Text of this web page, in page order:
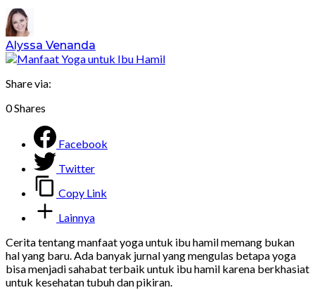
Alyssa Venanda
Share via:
0Shares
Facebook
Twitter
Copy Link
Lainnya
Cerita tentang manfaat yoga untuk ibu hamil memang bukan
hal yang baru. Ada banyak jurnal yang mengulas betapa yoga
bisa menjadi sahabat terbaik untuk ibu hamil karena berkhasiat
untuk kesehatan tubuh dan pikiran.